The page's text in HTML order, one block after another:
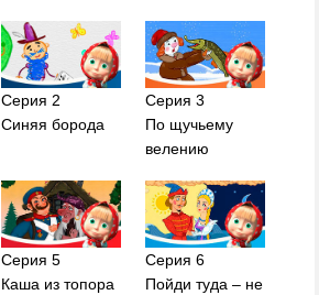
Серия 2
Синяя борода
Серия 3
По щучьему
велению
Серия 5
Каша из топора
Серия 6
Пойди туда – не